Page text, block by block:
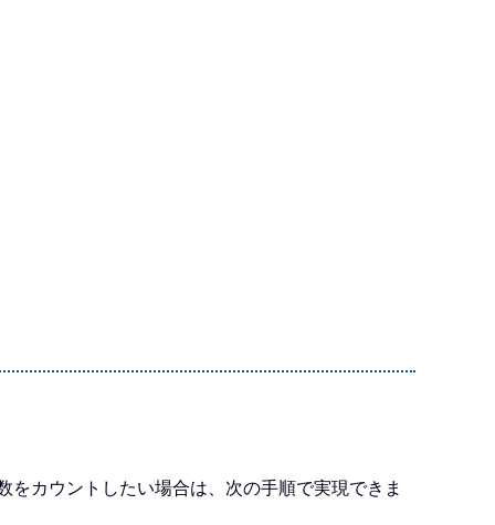
カウントしたい場合は、次の手順で実現できま